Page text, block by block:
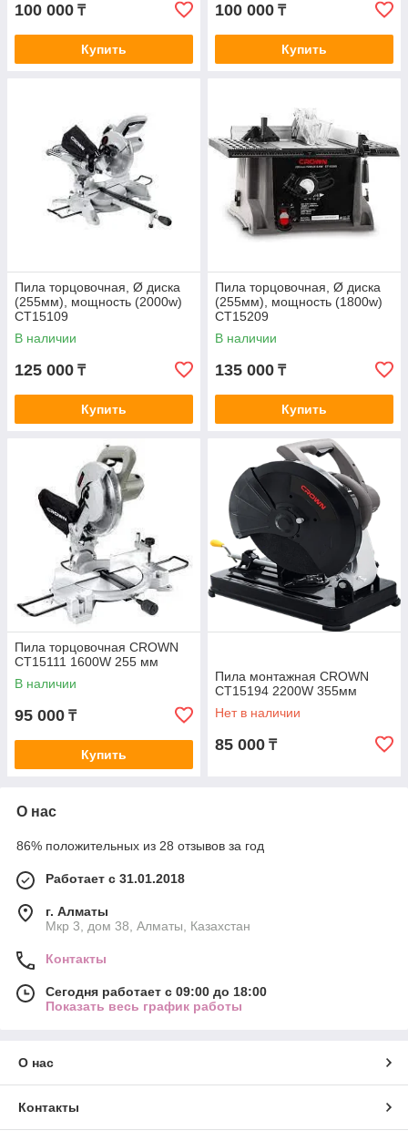
100 000 ₸
Купить
100 000 ₸
Купить
Пила торцовочная, Ø диска
(255мм), мощность (2000w)
CT15109
В наличии
125 000 ₸
Купить
Пила торцовочная, Ø диска
(255мм), мощность (1800w)
CT15209
В наличии
135 000 ₸
Купить
Пила торцовочная CROWN
CT15111 1600W 255 мм
В наличии
95 000 ₸
Купить
Пила монтажная CROWN
CT15194 2200W 355мм
Нет в наличии
85 000 ₸
О нас
86% положительных из 28 отзывов за год
Работает с 31.01.2018
г. Алматы
Мкр 3, дом 38, Алматы, Казахстан
Контакты
Сегодня работает с 09:00 до 18:00
Показать весь график работы
О нас
Контакты